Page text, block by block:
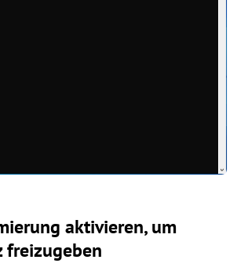
aktivieren, um
freizugeben